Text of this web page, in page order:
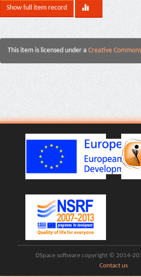
Show full item record
This item is licensed under a Creative
DSpace software copyright © 2014-
Contact us